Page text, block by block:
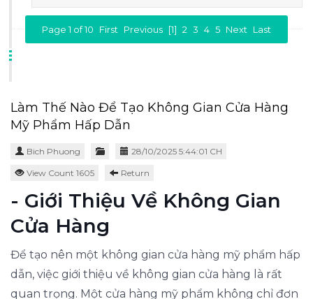
Page 1 of 10 First Previous [1] 2 3 4 5 Next Last
Làm Thế Nào Để Tạo Không Gian Cửa Hàng
Mỹ Phẩm Hấp Dẫn
Bich Phuong 28/10/2025 5:44:01 CH
View Count 1605 Return
- Giới Thiệu Về Không Gian
Cửa Hàng
Để tạo nên một không gian cửa hàng mỹ phẩm hấp
dẫn, việc giới thiệu về không gian cửa hàng là rất
quan trọng. Một cửa hàng mỹ phẩm không chỉ đơn